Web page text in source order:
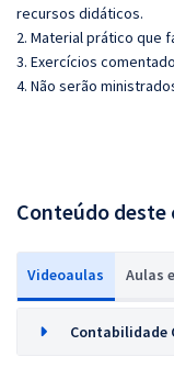
recursos didáticos.
2. Material prático que
3. Exercícios
4. Não serão
Conteúdo deste
Videoaulas Aulas
Contabilidade